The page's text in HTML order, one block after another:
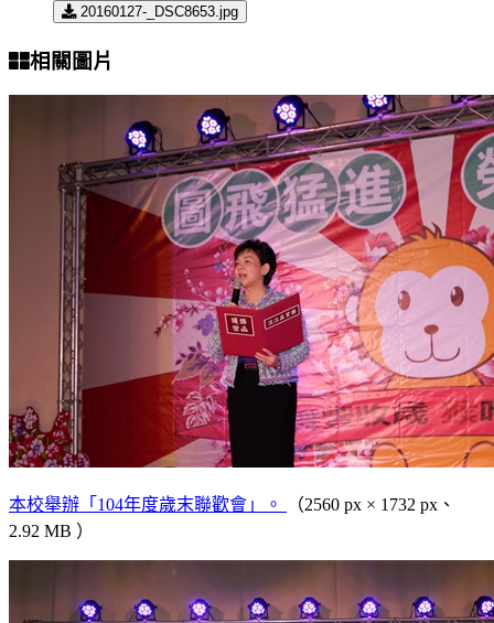
20160127-_DSC8653.jpg
相關圖片
本校舉辦「104年度歲末聯歡會」。
（2560 px × 1732 px、
2.92 MB ）